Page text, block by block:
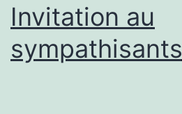
Invitation au
sympathisants